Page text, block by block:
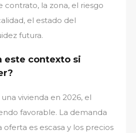
contrato, la zona, el riesgo
el estado del
futura.
este contexto si
vivienda en 2026, el
favorable. La demanda
oferta es escasa y los precios